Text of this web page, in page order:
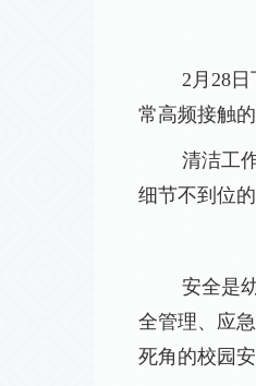
2月28日
常高频接触
清洁工
细节不到位
安全是
全管理、应
死角的校园安